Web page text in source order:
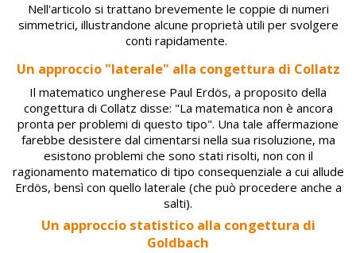
Nell'articolo si trattano brevemente le coppie di numeri
simmetrici, illustrandone alcune proprietà utili per svolgere
conti rapidamente.
Un approccio "laterale" alla congettura di Collatz
Il matematico ungherese Paul Erdös, a proposito della
congettura di Collatz disse: "La matematica non è ancora
pronta per problemi di questo tipo". Una tale affermazione
farebbe desistere dal cimentarsi nella sua risoluzione, ma
esistono problemi che sono stati risolti, non con il
ragionamento matematico di tipo consequenziale a cui allude
Erdös, bensì con quello laterale (che può procedere anche a
salti).
Un approccio statistico alla congettura di
Goldbach